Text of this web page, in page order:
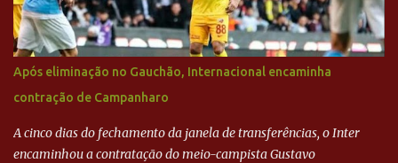
Após eliminação no Gauchão, Internacional encaminha
contração de Campanharo
A cinco dias do fechamento da janela de transferências, o Inter
encaminhou a contratação do meio-campista Gustavo